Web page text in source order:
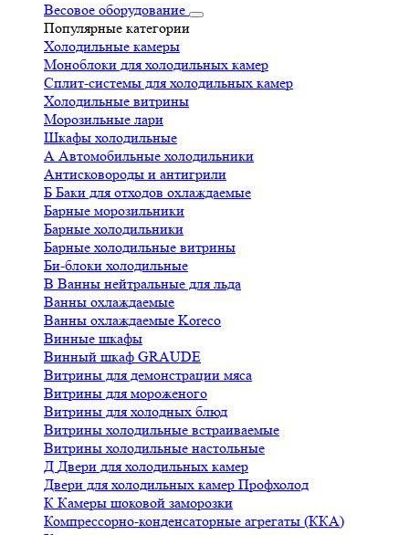
Весовое оборудование
Популярные категории
Холодильные камеры
Моноблоки для холодильных камер
Сплит-системы для холодильных камер
Холодильные витрины
Морозильные лари
Шкафы холодильные
А Автомобильные холодильники
Антисковороды и антигрили
Б Баки для отходов охлаждаемые
Барные морозильники
Барные холодильники
Барные холодильные витрины
Би-блоки холодильные
В Ванны нейтральные для льда
Ванны охлаждаемые
Ванны охлаждаемые Koreco
Винные шкафы
Винный шкаф GRAUDE
Витрины для демонстрации мяса
Витрины для мороженого
Витрины для холодных блюд
Витрины холодильные встраиваемые
Витрины холодильные настольные
Д Двери для холодильных камер
Двери для холодильных камер Профхолод
К Камеры шоковой заморозки
Компрессорно-конденсаторные агрегаты (ККА)